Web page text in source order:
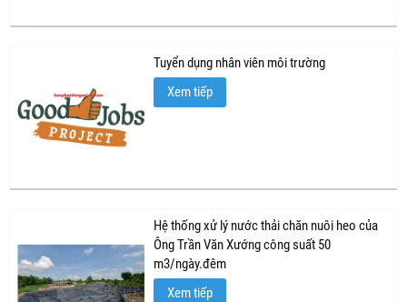
Tuyển dụng nhân viên môi trường
Xem tiếp
Hệ thống xử lý nước thải chăn nuôi heo của
Ông Trần Văn Xướng công suất 50
m3/ngày.đêm
Xem tiếp